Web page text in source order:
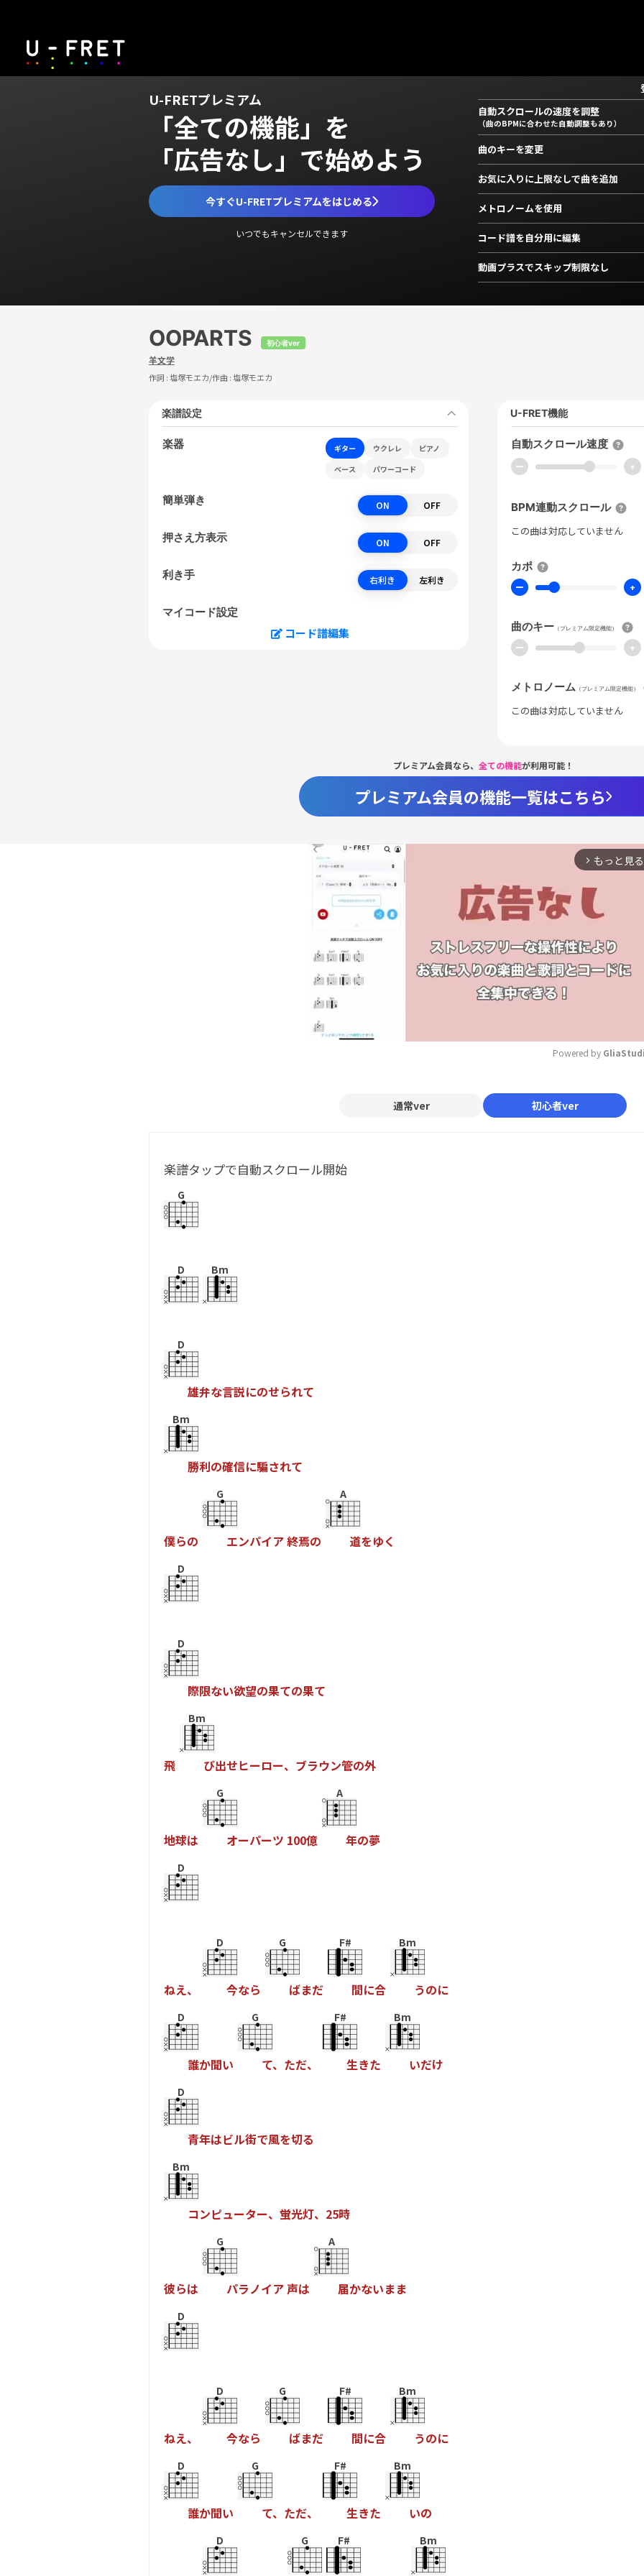
U-FRETプレミアム
「全ての機能」を
「広告なし」で始めよう
今すぐU-FRETプレミアムをはじめる
いつでもキャンセルできます
自動スクロールの速度を調整
（曲のBPMに合わせた自動調整もあり）
曲のキーを変更
お気に入りに上限なしで曲を追加
メトロノームを使用
コード譜を自分用に編集
動画プラスでスキップ制限なし
OOPARTS 初心者ver
羊文学
作詞 :塩塚モエカ/作曲 :塩塚モエカ
楽譜設定
楽器 ギター ウクレレ
ピアノ
ベース
パワーコード
簡単弾き ON OFF
押さえ方表示 ON OFF
利き手 右利き 左利き
マイコード設定
コード譜編集
U-FRET機能
自動スクロール速度
ー +
BPM連動スクロール
この曲は対応していません
カポ
ー +
曲のキー （プレミアム限定機能）
ー +
メトロノーム （プレミアム限定機能）
この曲は対応していません
プレミアム会員なら、 全ての機能が利用可能！
プレミアム会員の機能一覧はこちら
arrow_forward_ios もっと見る
Mute
Powered by
通常ver 初心者ver
楽譜タップで自動スクロール開始
G
D Bm
D
雄弁な言説にのせられて
Bm
勝利の確信に騙されて
僕らの
G
エンパイア終焉の
A
道をゆく
D
D
際限ない欲望の果ての果て
飛
Bm
び出せヒーロー、 ブラウン管の外
地球は
G
オーパーツ 100億
A
年の夢
D
ねえ、
D
今なら
G
ばまだ
F#
間に合
Bm
うのに
D
誰か聞い
G
て、 ただ、
F#
生きた
Bm
いだけ
D
青年はビル街で風を切る
Bm
コンピューター、 蛍光灯、 25時
彼らは
G
パラノイア声は
A
届かないまま
D
ねえ、
D
今なら
G
ばまだ
F#
間に合
Bm
うのに
D
誰か聞い
G
て、 ただ、
F#
生きた
Bm
いの
D G F# Bm